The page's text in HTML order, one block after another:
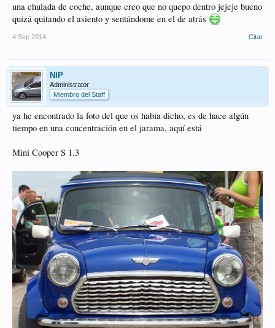
una chulada de coche, aunque creo que no quepo dentro jejeje bueno
quizá quitando el asiento y sentándome en el de atrás
4 Sep 2014 Citar
NIP
Administrator
Miembro del Staff
ya he encontrado la foto del que os había dicho, es de hace algún
tiempo en una concentración en el jarama, aquí está
Mini Cooper S 1.3